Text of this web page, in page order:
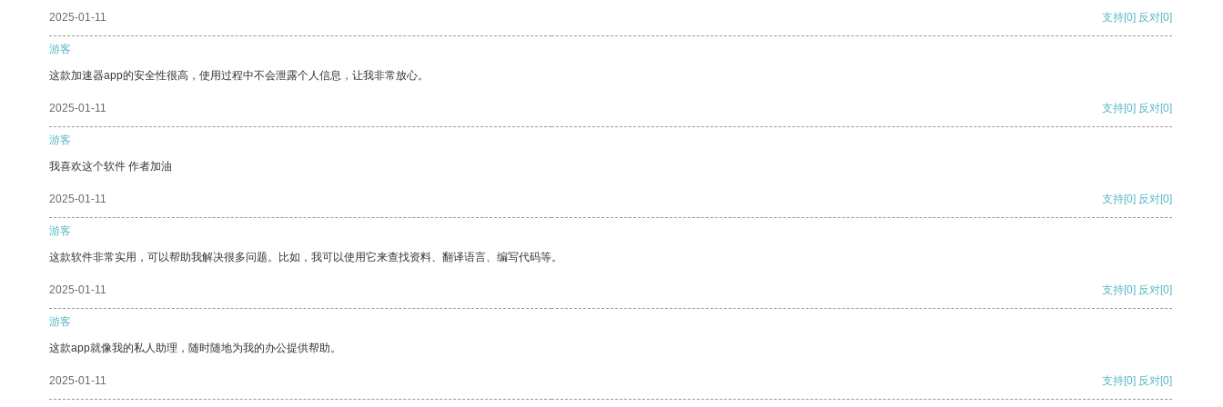
2025-01-11 支持[0] 反对[0]
游客
这款加速器app的安全性很高，使用过程中不会泄露个人信息，让我非常放心。
2025-01-11 支持[0] 反对[0]
游客
我喜欢这个软件 作者加油
2025-01-11 支持[0] 反对[0]
游客
这款软件非常实用，可以帮助我解决很多问题。比如，我可以使用它来查找资料、翻译语言、编写代码等。
2025-01-11 支持[0] 反对[0]
游客
这款app就像我的私人助理，随时随地为我的办公提供帮助。
2025-01-11 支持[0] 反对[0]